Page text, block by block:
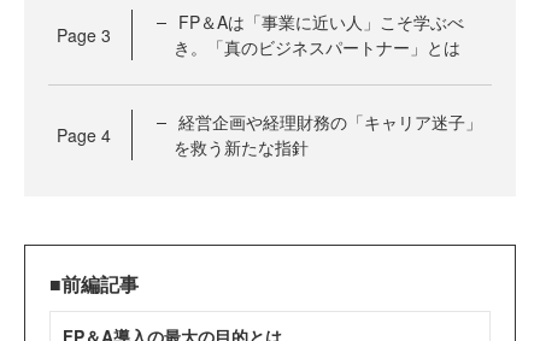
Page 3
FP＆Aは「事業に近い人」こそ学ぶべ
き。「真のビジネスパートナー」とは
Page 4
経営企画や経理財務の「キャリア迷子」
を救う新たな指針
■前編記事